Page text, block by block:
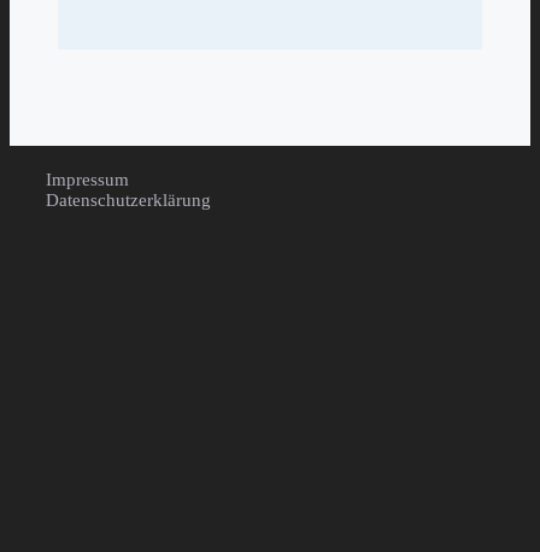
Impressum
Datenschutzerklärung